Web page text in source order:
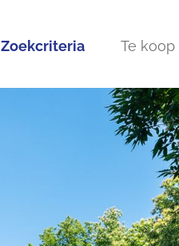
Zoekcriteria Te koop